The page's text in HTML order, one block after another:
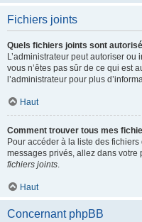
Fichiers joints
Quels fichiers joints sont
L’administrateur peut autoriser
vous n’êtes pas sûr de ce qui est
l’administrateur pour plus
Haut
Comment trouver tous mes
Pour accéder à la liste des
messages privés, allez dans votre
fichiers joints.
Haut
Concernant phpBB